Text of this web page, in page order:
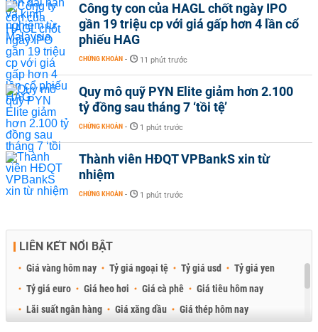
Công ty con của HAGL chốt ngày IPO
gần 19 triệu cp với giá gấp hơn 4 lần cổ
phiếu HAG
CHỨNG KHOÁN - 11 phút trước
Quy mô quỹ PYN Elite giảm hơn 2.100
tỷ đồng sau tháng 7 ‘tồi tệ’
CHỨNG KHOÁN - 1 phút trước
Thành viên HĐQT VPBankS xin từ
nhiệm
CHỨNG KHOÁN - 1 phút trước
LIÊN KẾT NỔI BẬT
Giá vàng hôm nay Tỷ giá ngoại tệ Tỷ giá usd
Tỷ giá yen
Tỷ giá euro
Giá heo hơi Giá cà phê
Giá tiêu hôm nay
Lãi suất ngân hàng
Giá xăng dầu
Giá thép hôm nay